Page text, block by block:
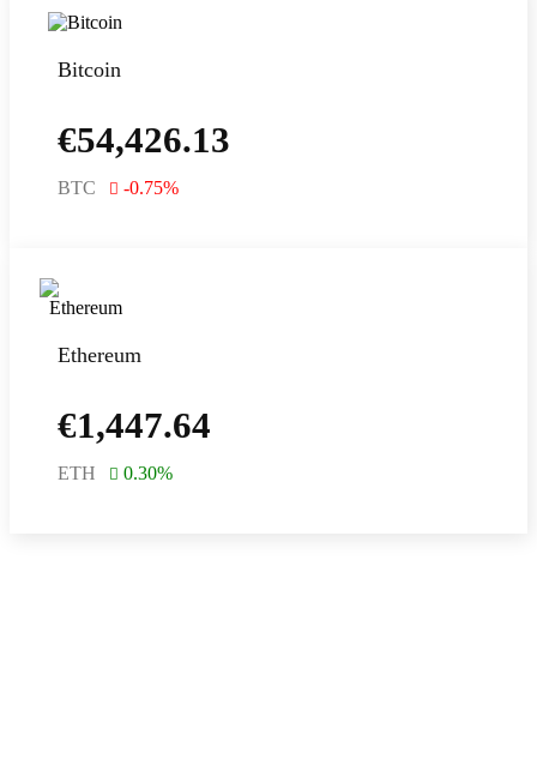
Bitcoin
€54,426.13
BTC -0.75%
Ethereum
€1,447.64
ETH 0.30%